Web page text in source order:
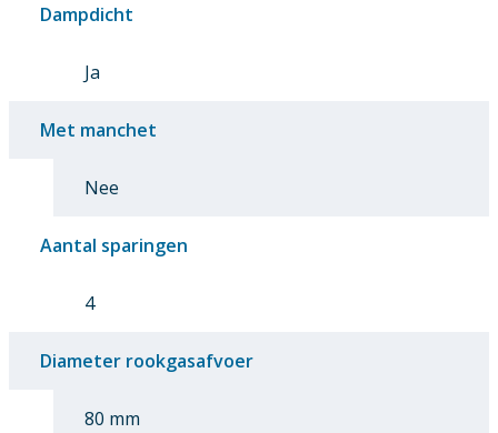
Dampdicht
Ja
Met manchet
Nee
Aantal sparingen
4
Diameter rookgasafvoer
80 mm